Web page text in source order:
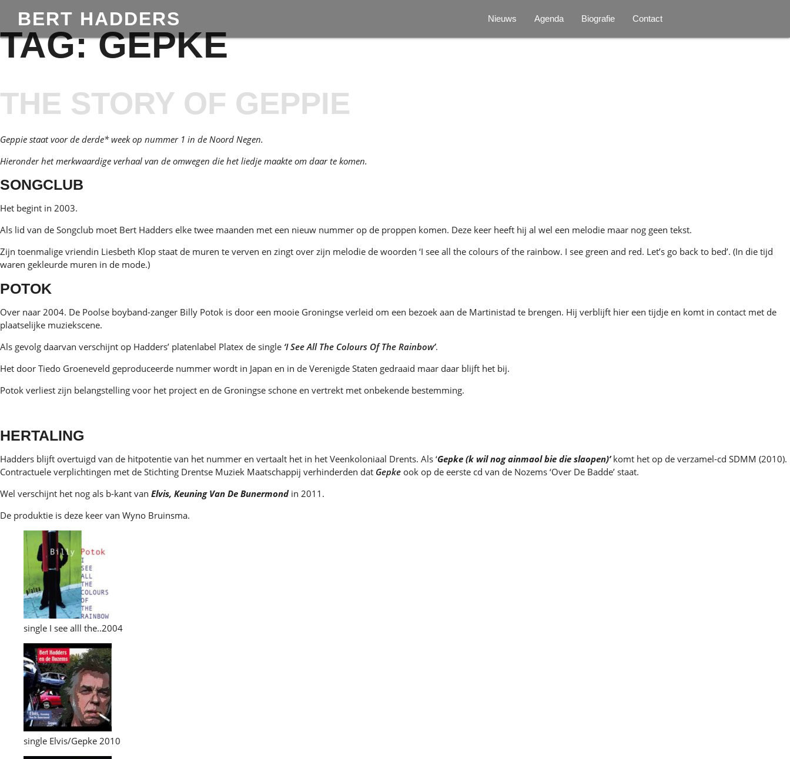
BERT HADDERS Nieuws Agenda Biografie Contact
TAG:GEPKE
THE STORY OF GEPPIE
Geppie staatvoor de derde* weekop nummer 1 in de Noord Negen.
Hieronder het merkwaardige verhaal van de omwegen die het liedje maakte om daar te komen.
SONGCLUB
Het begint in 2003.
Als lid van de Songclub moet Bert Hadders elke twee maanden met een nieuw nummer op de proppen komen. Deze keer heeft hij al wel een melodie maar nog geen tekst.
Zijn toenmalige vriendin Liesbeth Klop staat de muren te verven en zingt over zijn melodie de woorden ‘I see all the colours of the rainbow. I see green and red. Let’s go back to bed’. (In die tijd
waren gekleurde muren in de mode.)
POTOK
Over naar 2004. De Poolse boyband-zanger Billy Potok is door een mooie Groningse verleid om een bezoek aan de Martinistad te brengen. Hij verblijft hier een tijdje en komt in contact met de
plaatselijke muziekscene.
Als gevolg daarvan verschijnt op Hadders’ platenlabel Platex de single ‘I See All The Colours Of The Rainbow’.
Het door Tiedo Groeneveld geproduceerde nummer wordt in Japan en in de Verenigde Staten gedraaid maar daar blijft het bij.
Potok verliest zijn belangstelling voor het project en de Groningse schone en vertrekt met onbekende bestemming.
HERTALING
Hadders blijft overtuigd van de hitpotentie van het nummer en vertaalt het in het Veenkoloniaal Drents. Als ‘Gepke (k wil nog ainmaol bie die slaopen)’komt het op de verzamel-cd SDMM (2010).
Contractuele verplichtingen met de Stichting Drentse Muziek Maatschappij verhinderden dat Gepke ook op de eerste cd van de Nozems ‘Over De Badde’ staat.
Wel verschijnt het nog als b-kant van Elvis, Keuning Van De Bunermond in 2011.
De produktie is deze keer van Wyno Bruinsma.
single I see alll the..2004
single Elvis/Gepke 2010